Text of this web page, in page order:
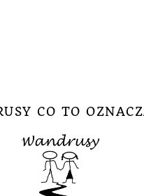
CO TO